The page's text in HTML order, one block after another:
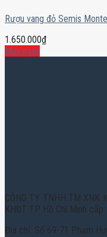
Rượu vang đỏ Semis
1.650.000₫
Mua ngay
CÔNG TY TNHH TM XNK
KHĐT TP. Hồ Chí Minh
Địa chỉ: Số 69-71 Phạm